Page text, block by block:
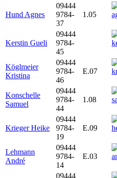
Hund Agnes
09444
9784-
37
1.05
Kerstin Gueli
09444
9784-
45
Köglmeier
Kristina
09444
9784-
46
E.07
Konschelle
Samuel
09444
9784-
44
1.08
Krieger Heike
09444
9784-
19
E.09
Lehmann
André
09444
9784-
14
E.03
09444